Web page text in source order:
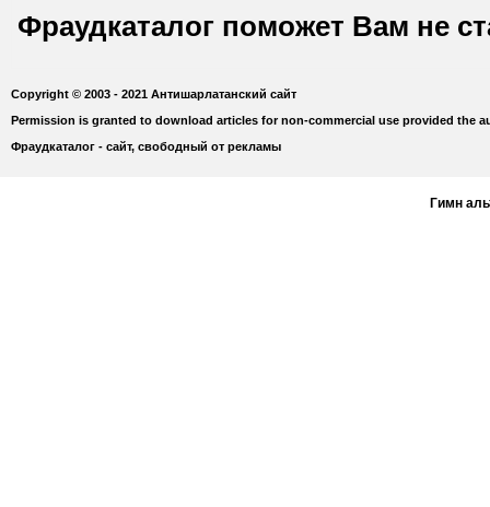
Фраудкаталог поможет Вам не
Copyright © 2003 - 2021 Антишарлатанский сайт
Permission is granted to download articles for non-commercial use provided the
Фраудкаталог - сайт, свободный от рекламы
Гимн